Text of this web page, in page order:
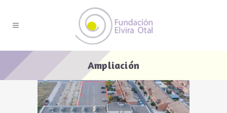
Ampliación